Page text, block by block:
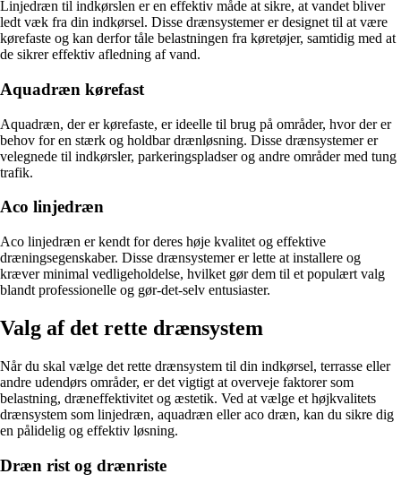
Linjedræn til indkørslen er en effektiv måde at sikre, at vandet bliver
ledt væk fra din indkørsel. Disse drænsystemer er designet til at være
kørefaste og kan derfor tåle belastningen fra køretøjer, samtidig med at
de sikrer effektiv afledning af vand.
Aquadræn kørefast
Aquadræn, der er kørefaste, er ideelle til brug på områder, hvor der er
behov for en stærk og holdbar drænløsning. Disse drænsystemer er
velegnede til indkørsler, parkeringspladser og andre områder med tung
trafik.
Aco linjedræn
Aco linjedræn er kendt for deres høje kvalitet og effektive
dræningsegenskaber. Disse drænsystemer er lette at installere og
kræver minimal vedligeholdelse, hvilket gør dem til et populært valg
blandt professionelle og gør-det-selv entusiaster.
Valg af det rette drænsystem
Når du skal vælge det rette drænsystem til din indkørsel, terrasse eller
andre udendørs områder, er det vigtigt at overveje faktorer som
belastning, dræneffektivitet og æstetik. Ved at vælge et højkvalitets
drænsystem som linjedræn, aquadræn eller aco dræn, kan du sikre dig
en pålidelig og effektiv løsning.
Dræn rist og drænriste